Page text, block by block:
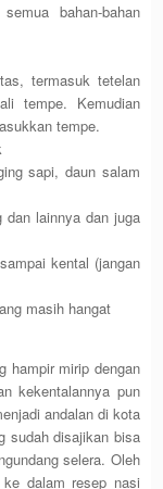
bahan-bahan
termasuk tetelan
tempe. Kemudian
tempe.
sapi, daun salam
dan lainnya dan juga
kental (jangan
masih hangat
hampir mirip dengan
kekentalannya pun
andalan di kota
sudah disajikan bisa
selera. Oleh
dalam resep nasi